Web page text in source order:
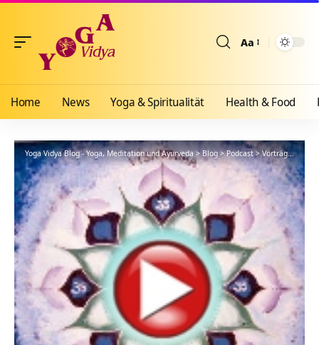
Aa
Home News Yoga & Spiritualität Health & Food
Yoga Vidya Blog - Yoga, Meditation und Ayurveda>Blog>Podcast>Vorträge >